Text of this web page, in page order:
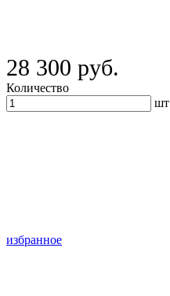
28 300 руб.
Количество
шт
избранное